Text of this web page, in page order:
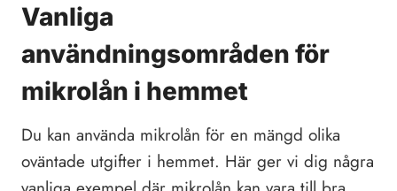
Vanliga
användningsområden för
mikrolån i hemmet
Du kan använda mikrolån för en mängd olika
oväntade utgifter i hemmet. Här ger vi dig några